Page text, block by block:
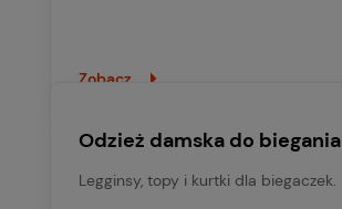
Zobacz
Odzież damska do biegania
Legginsy, topy i kurtki dla biegaczek.